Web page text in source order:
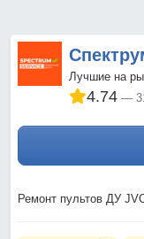
Лучшие на
4.74
Ремонт пультов ДУ